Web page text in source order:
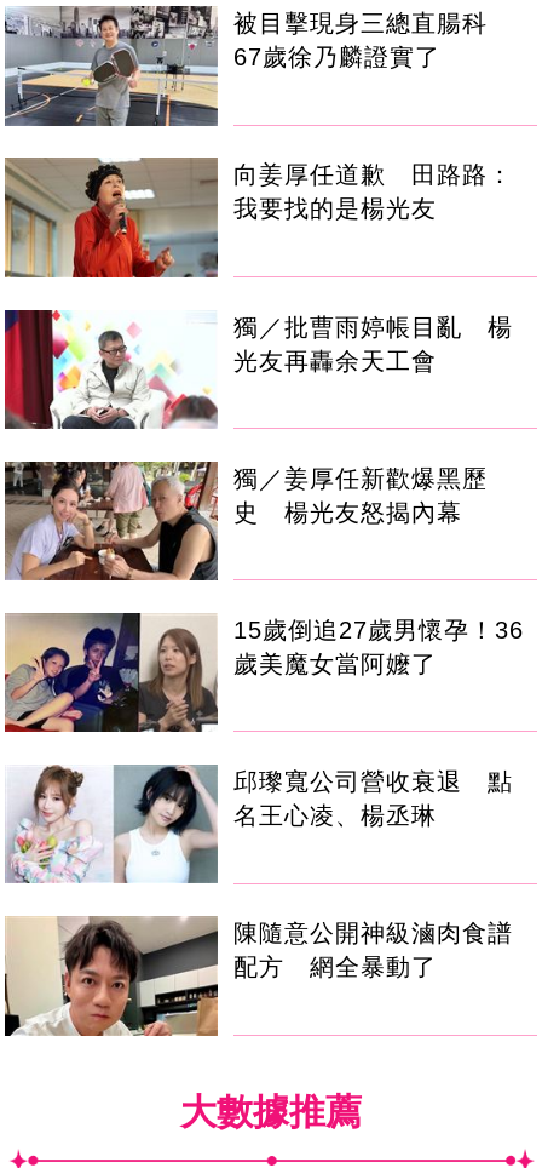
被目擊現身三總直腸科
67歲徐乃麟證實了
向姜厚任道歉 田路路：
我要找的是楊光友
獨／批曹雨婷帳目亂 楊
光友再轟余天工會
獨／姜厚任新歡爆黑歷
史 楊光友怒揭內幕
15歲倒追27歲男懷孕！36
歲美魔女當阿嬤了
邱瓈寬公司營收衰退 點
名王心凌、楊丞琳
陳隨意公開神級滷肉食譜
配方 網全暴動了
大數據推薦